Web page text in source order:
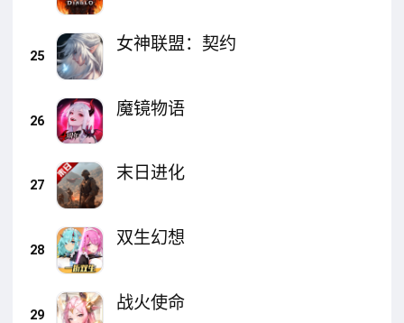
25
女神联盟：契约
26
魔镜物语
27
末日进化
28
双生幻想
29
战火使命